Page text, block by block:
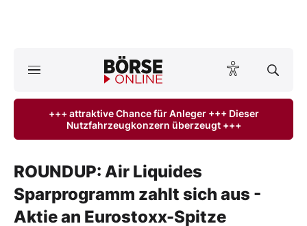
ktuelle Ausgabe BÖRSE ONLINE lesen
Finanz-Check
+++ attraktive Chance für Anleger +++ Dieser
Nutzfahrzeugkonzern überzeugt +++
ROUNDUP: Air Liquides
Sparprogramm zahlt sich aus -
Aktie an Eurostoxx-Spitze